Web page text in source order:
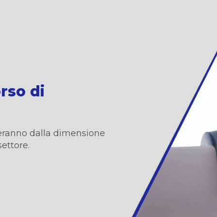
di
dalla dimensione